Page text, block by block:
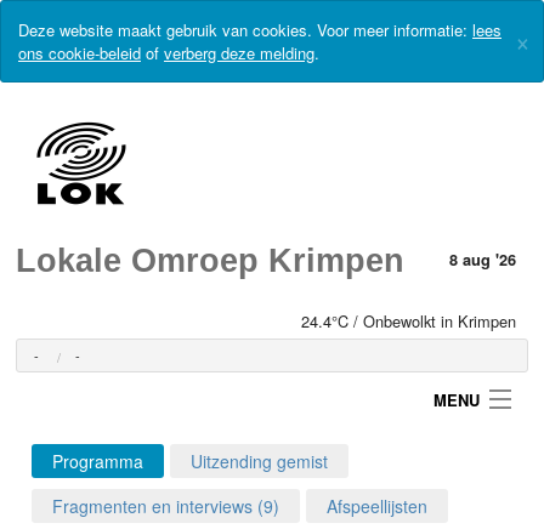
Deze website maakt gebruik van cookies. Voor meer informatie: lees
ons cookie-beleid of verberg deze melding. ×
Lokale Omroep Krimpen 8 aug '26
24.4°C / Onbewolkt in Krimpen
- -
MENU
Login
Programma
Uitzending gemist
Fragmenten en interviews (9)
Afspeellijsten